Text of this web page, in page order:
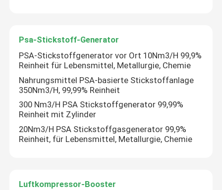
Psa-Stickstoff-Generator
PSA-Stickstoffgenerator vor Ort 10Nm3/H 99,9%
Reinheit für Lebensmittel, Metallurgie, Chemie
Nahrungsmittel PSA-basierte Stickstoffanlage
350Nm3/H, 99,99% Reinheit
300 Nm3/H PSA Stickstoffgenerator 99,99%
Reinheit mit Zylinder
20Nm3/H PSA Stickstoffgasgenerator 99,9%
Reinheit, für Lebensmittel, Metallurgie, Chemie
Luftkompressor-Booster